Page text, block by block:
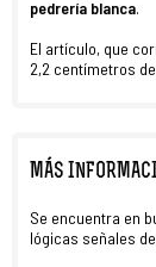
pedrería blanca.
El artículo, que
2,2 centímetros
MÁS
Se encuentra en
lógicas señales